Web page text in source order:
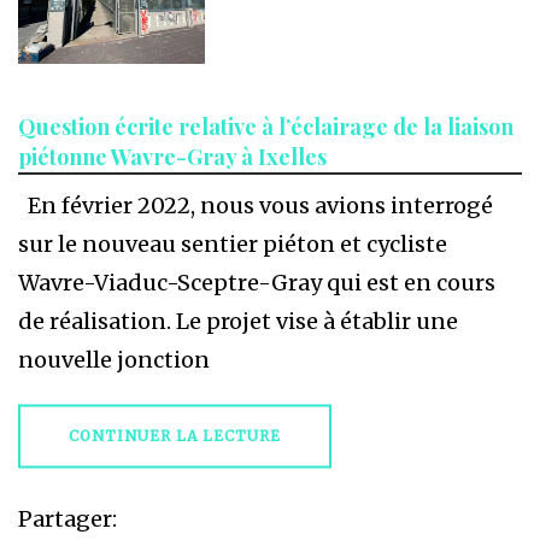
Question écrite relative à l’éclairage de la liaison
piétonne Wavre-Gray à Ixelles
En février 2022, nous vous avions interrogé
sur le nouveau sentier piéton et cycliste
Wavre-Viaduc-Sceptre-Gray qui est en cours
de réalisation. Le projet vise à établir une
nouvelle jonction
CONTINUER LA LECTURE
Partager: